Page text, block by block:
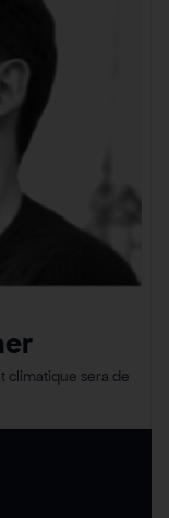
climatique sera de